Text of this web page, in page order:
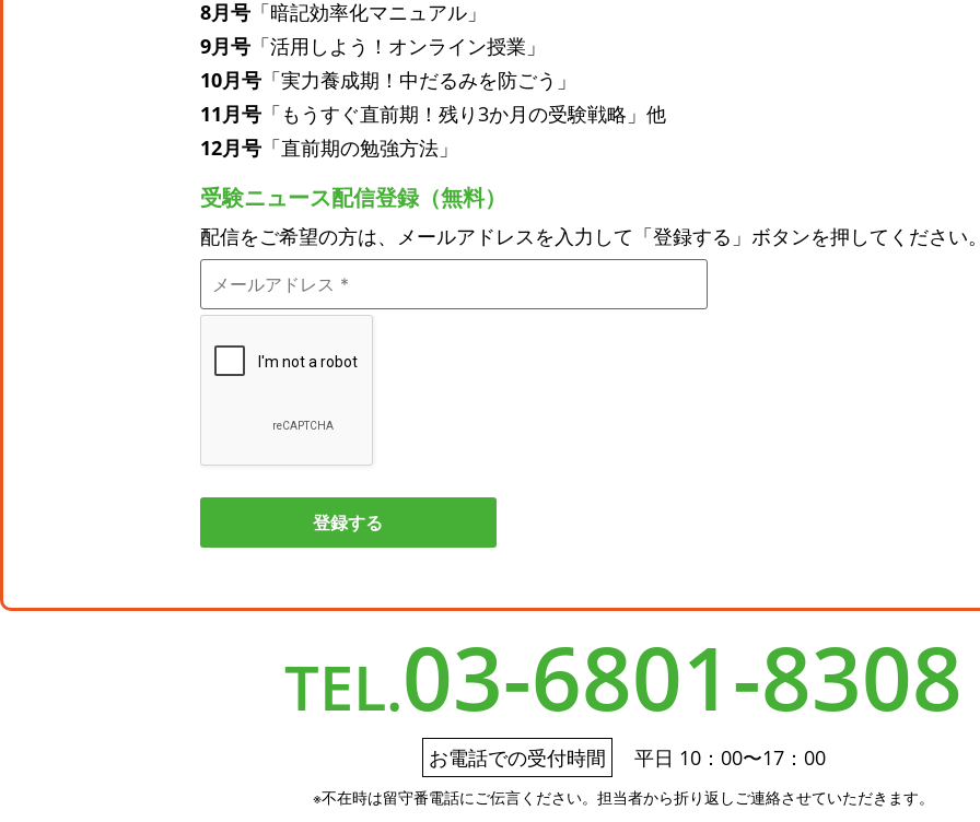
8月号 「暗記効率化マニュアル」
9月号 「活用しよう！オンライン授業」
10月号 「実力養成期！中だるみを防ごう」
11月号 「もうすぐ直前期！残り3か月の受験戦略」他
12月号 「直前期の勉強方法」
受験ニュース配信登録（無料）
配信をご希望の方は、メールアドレスを入力して「登録する」ボタンを押してください
TEL.03-6801-8308
お電話での受付時間 平日 10：00〜17：00
※不在時は留守番電話にご伝言ください。 担当者から折り返しご連絡させていただきます。